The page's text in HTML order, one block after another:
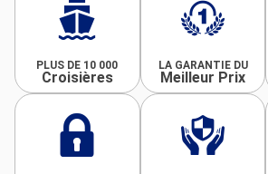
PLUS DE 10 000
Croisières
LA GARANTIE DU
Meilleur Prix